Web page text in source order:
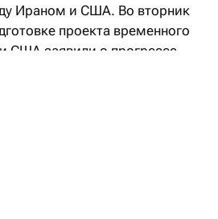
Ираном и США. Во вторник
проекта временного
США заявили о прогрессе